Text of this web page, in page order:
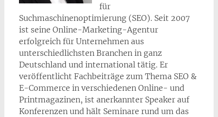
für
Suchmaschinenoptimierung (SEO). Seit 2007
ist seine Online-Marketing-Agentur
erfolgreich für Unternehmen aus
unterschiedlichsten Branchen in ganz
Deutschland und international tätig. Er
veröffentlicht Fachbeiträge zum Thema SEO &
E-Commerce in verschiedenen Online- und
Printmagazinen, ist anerkannter Speaker auf
Konferenzen und hält Seminare rund um das